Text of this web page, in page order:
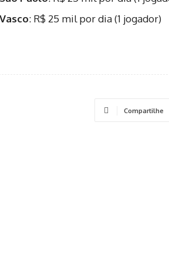
Vasco: R$ 25 mil por dia (1 jogador)
Compartilhe